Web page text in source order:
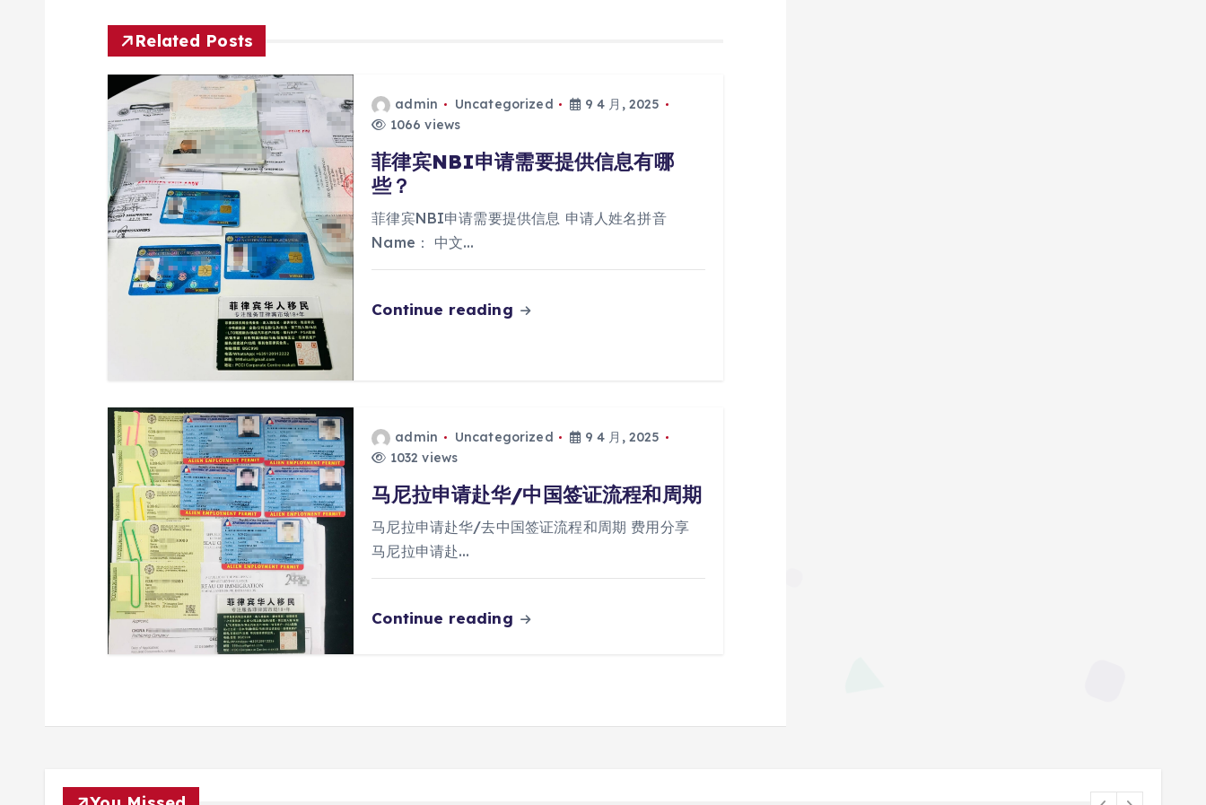
Related Posts
admin Uncategorized
9 4 月, 2025
1066 views
菲律宾NBI申请需要提供信息有哪
些？
菲律宾NBI申请需要提供信息 申请人姓名拼音
Name： 中文…
Continue reading
admin Uncategorized
9 4 月, 2025
1032 views
马尼拉申请赴华/中国签证流程和周期
马尼拉申请赴华/去中国签证流程和周期 费用分享
马尼拉申请赴…
Continue reading